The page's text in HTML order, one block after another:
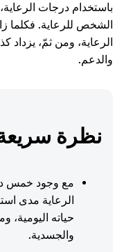
باستخدام درجات
الشخص للرعاية. فكلما
الرعاية، ومن ثمّ، يزداد
والدعم.
نظرة
مع وجود خمس
الرعاية مدى
حياته اليومية،
والجسدية.